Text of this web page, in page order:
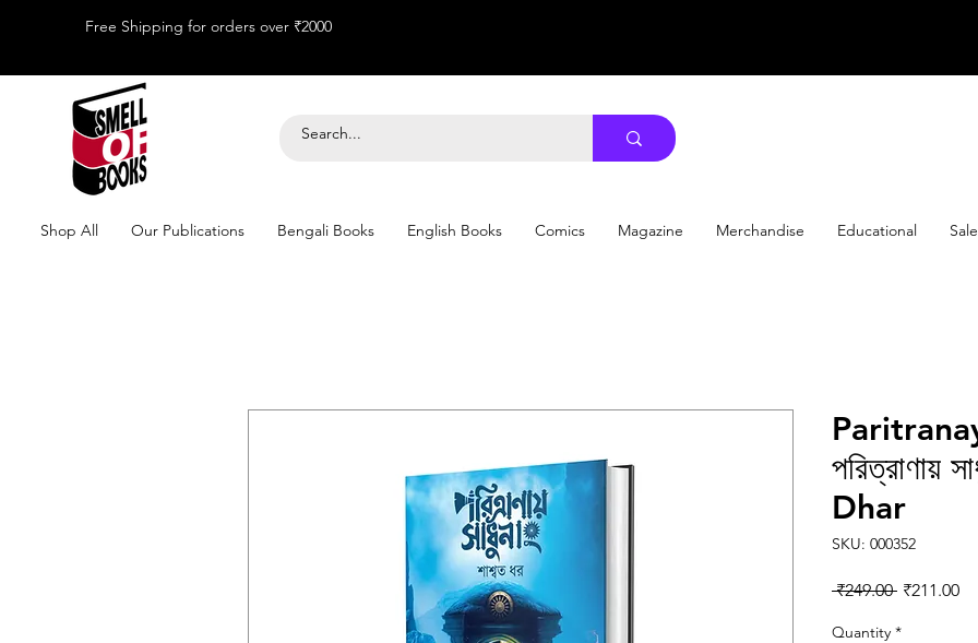
Free Shipping for orders over ₹2000
Shop All Our Publications Bengali Books English Books Comics Magazine Merchandise Educational Sale
পরিত্রাণায়
Dhar
SKU: 000352
₹249.00 Regular
₹211.00
Quantity *